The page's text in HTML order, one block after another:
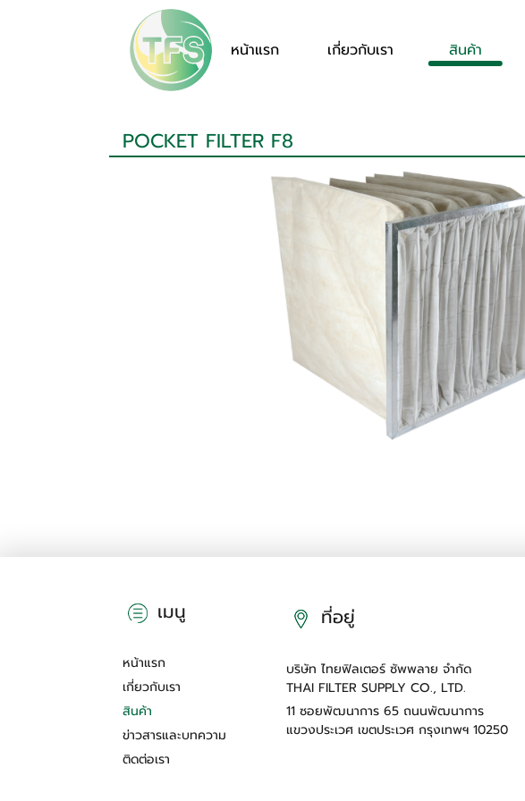
หน้าแรก เกี่ยวกับเรา สินค้า
POCKET FILTER F8
เมนู
หน้าแรก
เกี่ยวกับเรา
สินค้า
ข่าวสารและบทความ
ติดต่อเรา
ที่อยู่
บริษัท ไทยฟิลเตอร์ ซัพพลาย จำกัด
THAI FILTER SUPPLY CO., LTD.
11 ซอยพัฒนาการ 65 ถนนพัฒนาการ
แขวงประเวศ เขตประเวศ กรุงเทพฯ 10250